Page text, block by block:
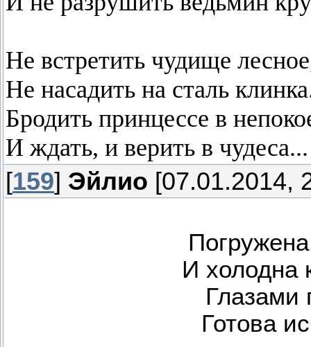
Не встретить чудище
Не насадить на сталь
Бродить принцессе в
И ждать, и верить в чудеса...
[159] Эйлио [07.01.2014,
И холодна
Глазами
Готова